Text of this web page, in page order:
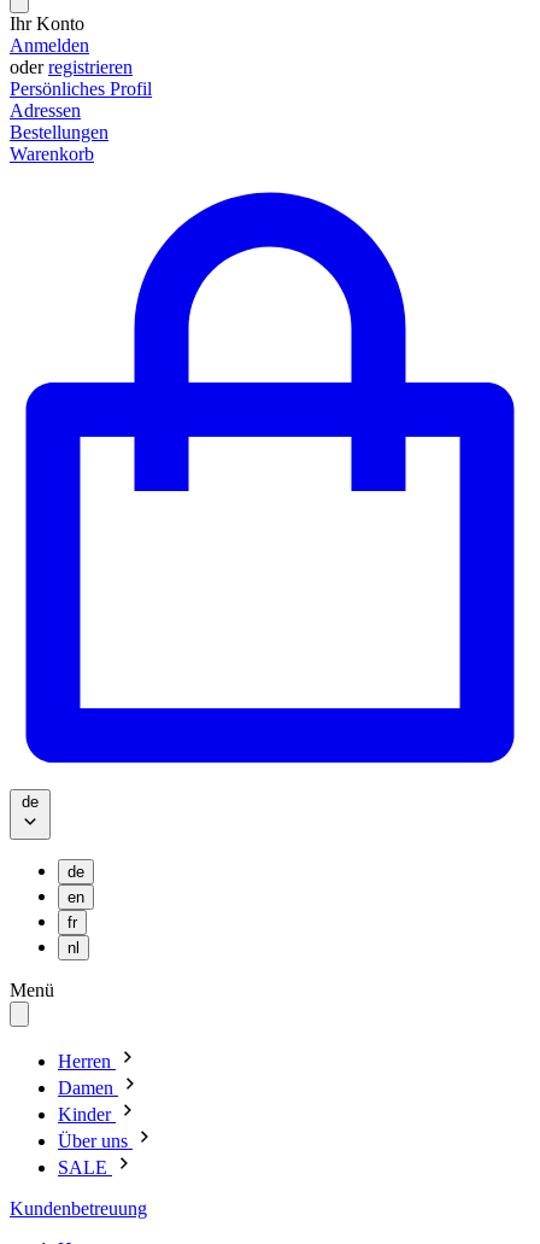
Ihr Konto
Anmelden
oderregistrieren
Persönliches Profil
Adressen
Bestellungen
Warenkorb
de
de
en
fr
nl
Menü
Herren
Damen
Kinder
Über uns
SALE
Kundenbetreuung